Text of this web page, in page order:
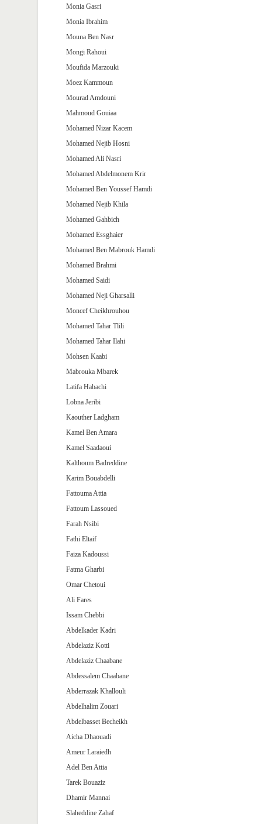
Monia Gasri
Monia Ibrahim
Mouna Ben Nasr
Mongi Rahoui
Moufida Marzouki
Moez Kammoun
Mourad Amdouni
Mahmoud Gouiaa
Mohamed Nizar Kacem
Mohamed Nejib Hosni
Mohamed Ali Nasri
Mohamed Abdelmonem Krir
Mohamed Ben Youssef Hamdi
Mohamed Nejib Khila
Mohamed Gahbich
Mohamed Essghaier
Mohamed Ben Mabrouk Hamdi
Mohamed Brahmi
Mohamed Saidi
Mohamed Neji Gharsalli
Moncef Cheikhrouhou
Mohamed Tahar Tlili
Mohamed Tahar Ilahi
Mohsen Kaabi
Mabrouka Mbarek
Latifa Habachi
Lobna Jeribi
Kaouther Ladgham
Kamel Ben Amara
Kamel Saadaoui
Kalthoum Badreddine
Karim Bouabdelli
Fattouma Attia
Fattoum Lassoued
Farah Nsibi
Fathi Eltaif
Faiza Kadoussi
Fatma Gharbi
Omar Chetoui
Ali Fares
Issam Chebbi
Abdelkader Kadri
Abdelaziz Kotti
Abdelaziz Chaabane
Abdessalem Chaabane
Abderrazak Khallouli
Abdelhalim Zouari
Abdelbasset Becheikh
Aicha Dhaouadi
Ameur Laraiedh
Adel Ben Attia
Tarek Bouaziz
Dhamir Mannai
Slaheddine Zahaf